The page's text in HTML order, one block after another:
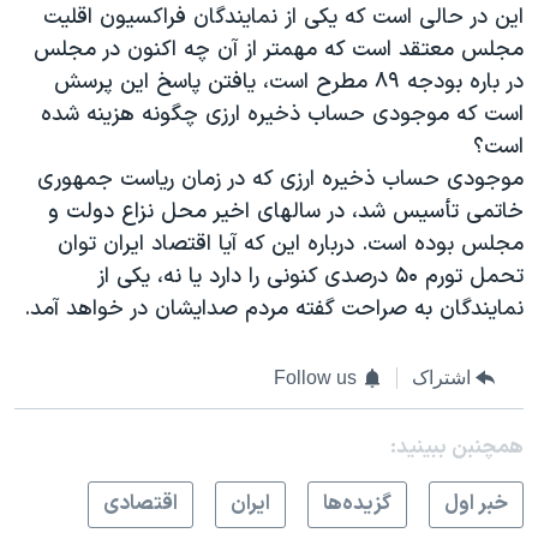
این در حالی است که یکی از نمایندگان فراکسیون اقلیت
مجلس معتقد است که مهمتر از آن چه اکنون در مجلس
در باره بودجه ۸۹ مطرح است، یافتن پاسخ این پرسش
است که موجودی حساب ذخیره ارزی چگونه هزینه شده
است؟
موجودی حساب ذخیره ارزی که در زمان ریاست جمهوری
خاتمی تأسیس شد، در سالهای اخیر محل نزاع دولت و
مجلس بوده است. درباره این که آیا اقتصاد ایران توان
تحمل تورم ۵۰ درصدی کنونی را دارد یا نه، یکی از
نمایندگان به صراحت گفته مردم صدایشان در خواهد آمد.
اشتراک Follow us
همچنبن ببینید:
خبر اول
گزيده‌ها ايران اقتصادی